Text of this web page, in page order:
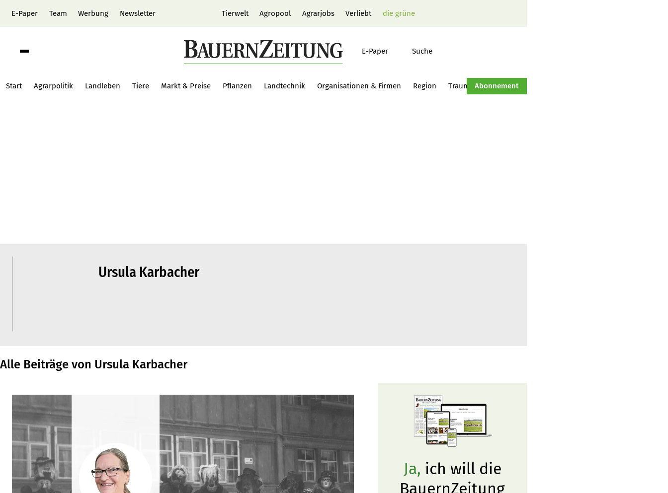
E-Paper Team Werbung Newsletter Tierwelt Agropool Agrarjobs Verliebt die grüne
E-Paper Suche
Start Agrarpolitik Landleben Tiere Markt & Preise Pflanzen Landtechnik Organisationen & Firmen Region Traumtraktor Hof-Management
Abonnement
Ursula Karbacher
Alle Beiträge von Ursula Karbacher
Ja, ich will die
BauernZeitung